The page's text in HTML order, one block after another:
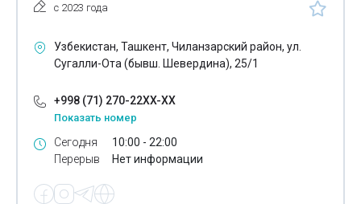
с 2023 года
Узбекистан, Ташкент, Чиланзарский район, ул.
Сугалли-Ота (бывш. Шевердина), 25/1
+998 (71) 270-22XX-XX
Показать номер
Сегодня
Перерыв
10:00 - 22:00
Нет информации